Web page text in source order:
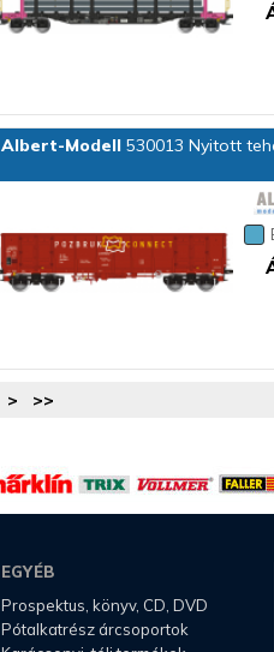
Albert-Modell530013 Nyitott
> >>
EGYÉB
Prospektus, könyv, CD, DVD
Pótalkatrész árcsoportok